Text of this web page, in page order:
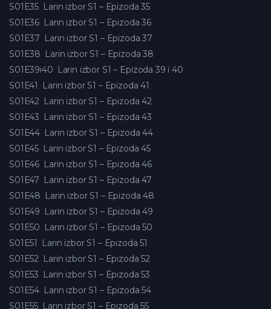
S01E35 Larin izbor S1 – Epizoda 35
S01E36 Larin izbor S1 – Epizoda 36
S01E37 Larin izbor S1 – Epizoda 37
S01E38 Larin izbor S1 – Epizoda 38
S01E39i40 Larin izbor S1 – Epizoda 39 i 40
S01E41
Larin izbor S1 – Epizoda 41
S01E42 Larin izbor S1 – Epizoda 42
S01E43 Larin izbor S1 – Epizoda 43
S01E44 Larin izbor S1 – Epizoda 44
S01E45 Larin izbor S1 – Epizoda 45
S01E46 Larin izbor S1 – Epizoda 46
S01E47 Larin izbor S1 – Epizoda 47
S01E48 Larin izbor S1 – Epizoda 48
S01E49 Larin izbor S1 – Epizoda 49
S01E50 Larin izbor S1 – Epizoda 50
S01E51
Larin izbor S1 – Epizoda 51
S01E52 Larin izbor S1 – Epizoda 52
S01E53 Larin izbor S1 – Epizoda 53
S01E54 Larin izbor S1 – Epizoda 54
S01E55 Larin izbor S1 – Epizoda 55